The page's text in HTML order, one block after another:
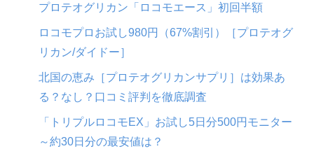
プロテオグリカン「ロコモエース」初回半額
ロコモプロお試し980円（67%割引）［プロテオグ
リカン/ダイドー］
北国の恵み［プロテオグリカンサプリ］は効果あ
る？なし？口コミ評判を徹底調査
「トリプルロコモEX」お試し5日分500円モニター
～約30日分の最安値は？